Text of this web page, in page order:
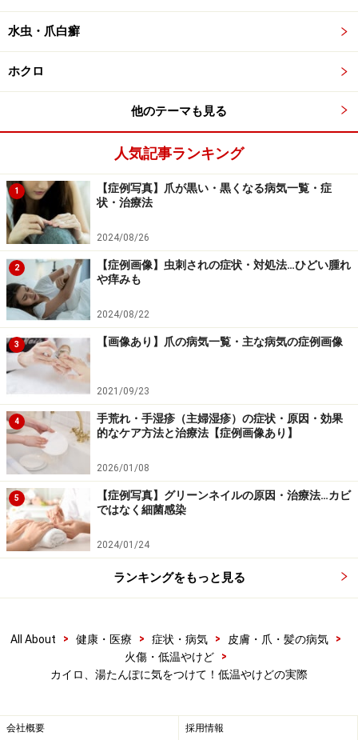
低温やけど 一部に白い壊死組織があります。
低温やけど 黒い壊死組織で覆われています。
低温やけど 最近の傾向
先日も消費者庁から低温やけどに関する注意喚起があり
ました。原因で一番多いものは、湯たんぽ。ついで、カ
イロ、ストーブ類、電気毛布、電気アンカとのことで
い年齢層にも広がってきています。
水虫・爪白癬
ホクロ
他のテーマも見る
人気記事ランキング
1
【症例写真】爪が黒い・黒くなる病気一覧・症
状・治療法
2024/08/26
2
【症例画像】虫刺されの症状・対処法…ひどい腫れ
や痒みも
2024/08/22
3 【画像あり】爪の病気一覧・主な病気の症例画像
2021/09/23
4
手荒れ・手湿疹（主婦湿疹）の症状・原因・効果
的なケア方法と治療法【症例画像あり】
2026/01/08
5
【症例写真】グリーンネイルの原因・治療法…カビ
ではなく細菌感染
2024/01/24
ランキングをもっと見る
All About > 健康・医療 > 症状・病気 > 皮膚・爪・髪の病気
>
火傷・低温やけど
>
カイロ、湯たんぽに気をつけて！低温やけどの実際
会社概要 採用情報